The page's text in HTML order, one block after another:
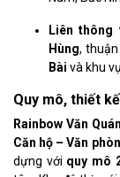
Liên
Hùng,
Bài và khu
Quy mô, thiết
Rainbow Văn
Căn hộ – Văn
dựng với quy mô